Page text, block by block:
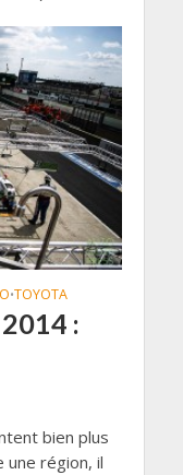
•TOYOTA
:
bien plus
une région, il